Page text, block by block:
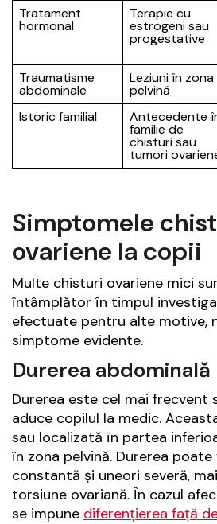
Tratament
hormonal
Terapie cu
estrogeni sau
progestative
Traumatisme
abdominale
Leziuni în zona
pelvină
Istoric familial
Antecedente
familie de
chisturi sau
tumori
Simptomele
ovariene la copii
Multe chisturi ovariene mici
întâmplător în timpul
efectuate pentru alte motive,
simptome evidente.
Durerea abdominală
Durerea este cel mai frecvent
aduce copilul la medic.
sau localizată în partea
în zona pelvină. Durerea
constantă și uneori severă,
torsiune ovariană. În cazul
se impune diferențierea față